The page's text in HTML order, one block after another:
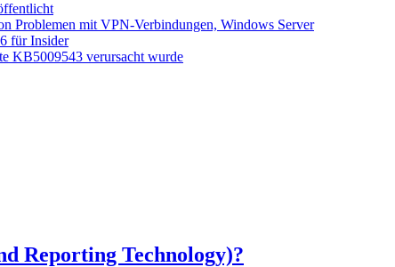
Problemen mit VPN-Verbindungen, Windows Server
für Insider
KB5009543 verursacht wurde
Reporting Technology)?